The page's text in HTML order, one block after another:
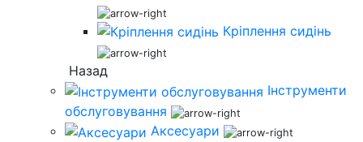
Кріплення сидінь
Назад
Інструменти
обслуговування
Аксесуари